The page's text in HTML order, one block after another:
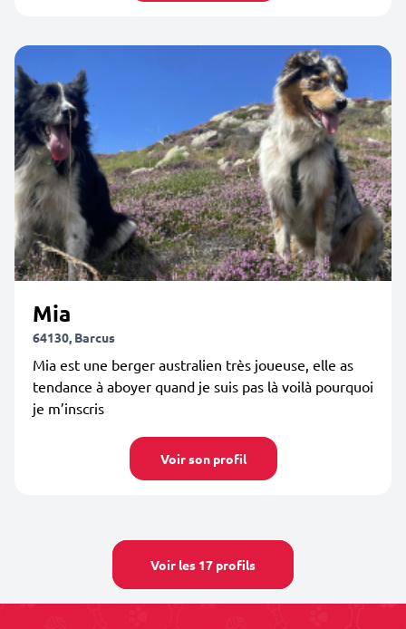
Mia
64130, Barcus
Mia est une berger australien très joueuse, elle as
tendance à aboyer quand je suis pas là voilà pourquoi
je m’inscris
Voir son profil
Voir les 17 profils